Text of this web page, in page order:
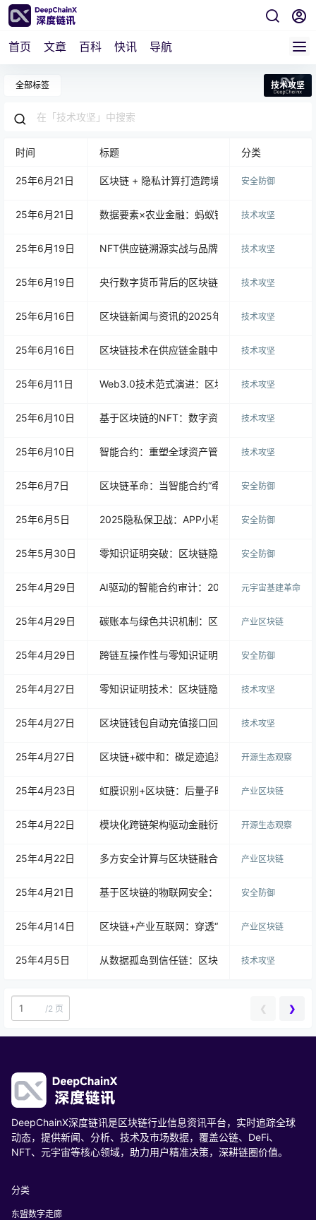
首页 文章 百科 快讯 导航
全部标签 技术攻坚
时间 标题 分类
25年6月21日 区块链 + 隐私计算打造跨境冷链新标杆：菜鸟“
安全防御
25年6月21日 数据要素×农业金融：蚂蚁链“冷链通证”破局融资
技术攻坚
25年6月19日 NFT供应链溯源实战与品牌会员NFT化：区块链
技术攻坚
25年6月19日 央行数字货币背后的区块链技术：跨境支付革新
技术攻坚
25年6月16日 区块链新闻与资讯的2025年变革：从信息传播到
技术攻坚
25年6月16日 区块链技术在供应链金融中的应用：如何降低风
技术攻坚
25年6月11日 Web3.0技术范式演进：区块链基础设施重构与
技术攻坚
25年6月10日 基于区块链的NFT：数字资产管理的重塑、困境
技术攻坚
25年6月10日 智能合约：重塑全球资产管理的“代码革命”
技术攻坚
25年6月7日 区块链革命：当智能合约“牵手”DApp，一场颠覆
安全防御
25年6月5日 2025隐私保卫战：APP小程序开发借区块链重塑
安全防御
25年5月30日 零知识证明突破：区块链隐私计算开启Web3.0新
安全防御
25年4月29日 AI驱动的智能合约审计：2025年DeFi生态的风险
元宇宙基建革命
25年4月29日 碳账本与绿色共识机制：区块链驱动ESG数字资
产业区块链
25年4月29日 跨链互操作性与零知识证明：双轮驱动下的数字
安全防御
25年4月27日 零知识证明技术：区块链隐私保护与监管的平衡
技术攻坚
25年4月27日 区块链钱包自动充值接口回调如何实现？
技术攻坚
25年4月27日 区块链+碳中和：碳足迹追溯系统的联盟链架构设
开源生态观察
25年4月23日 虹膜识别+区块链：后量子时代数字身份的安全范
产业区块链
25年4月22日 模块化跨链架构驱动金融衍生品流动性变革：基
开源生态观察
25年4月22日 多方安全计算与区块链融合驱动的医疗数据共享
产业区块链
25年4月21日 基于区块链的物联网安全：构建不可篡改的信任
安全防御
25年4月14日 区块链+产业互联网：穿透“战略设计-系统研发-
产业区块链
25年4月5日 从数据孤岛到信任链：区块链+隐私计算的产业落
技术攻坚
/2 页 ❮ ❯
DeepChainX深度链讯是区块链行业信息资讯平台，实时追踪全球
动态，提供新闻、分析、技术及市场数据，覆盖公链、DeFi、
NFT、元宇宙等核心领域，助力用户精准决策，深耕链圈价值。
分类
东盟数字走廊